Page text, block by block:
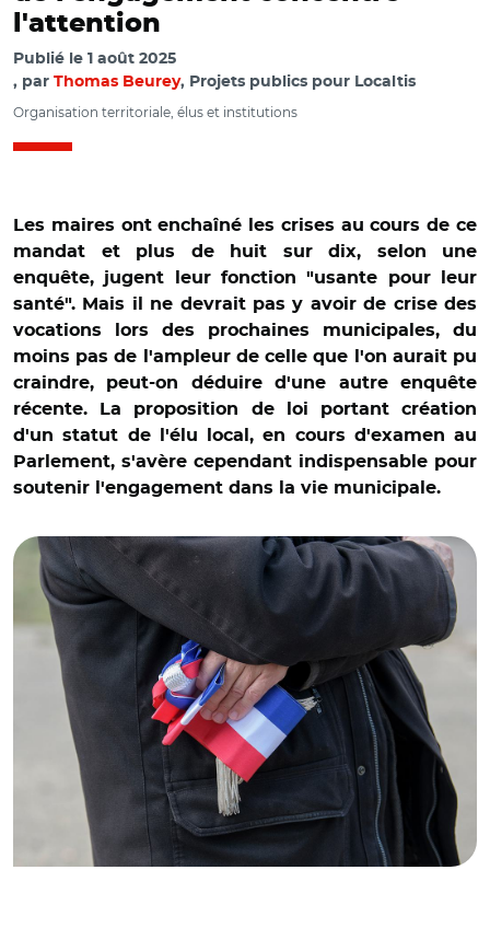
l'attention
Publié le 1 août 2025
par Thomas Beurey, Projets publics pour Localtis
Organisation territoriale, élus et institutions
Les maires ont enchaîné les crises au cours de ce
mandat et plus de huit sur dix, selon une
enquête, jugent leur fonction "usante pour leur
santé". Mais il ne devrait pas y avoir de crise des
vocations lors des prochaines municipales, du
moins pas de l'ampleur de celle que l'on aurait pu
craindre, peut-on déduire d'une autre enquête
récente. La proposition de loi portant création
d'un statut de l'élu local, en cours d'examen au
Parlement, s'avère cependant indispensable pour
soutenir l'engagement dans la vie municipale.